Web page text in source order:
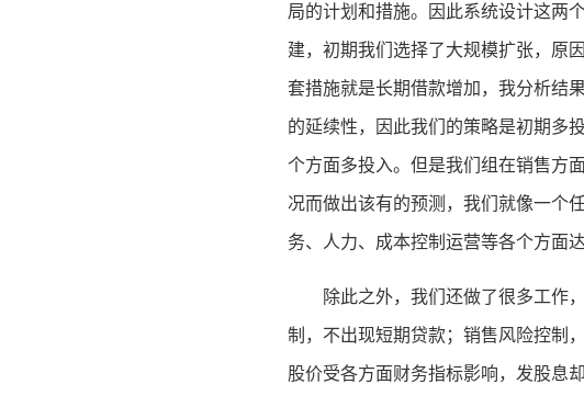
局的计划和措施。因此系统设计这两
建，初期我们选择了大规模扩张，原
套措施就是长期借款增加，我分析结
的延续性，因此我们的策略是初期多
个方面多投入。但是我们组在销售方
况而做出该有的预测，我们就像一个
务、人力、成本控制运营等各个方面
除此之外，我们还做了很多工作
制，不出现短期贷款；销售风险控制
股价受各方面财务指标影响，发股息